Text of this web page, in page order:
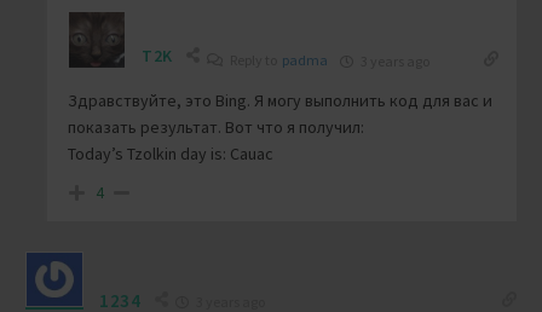
T2K padma
Здравствуйте, это Bing. Я могу выполнить код для вас и
показать результат. Вот что я получил:
Today’s Tzolkin day is: Cauac
4
1234